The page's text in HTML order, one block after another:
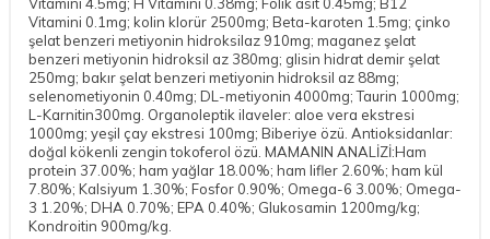
Vitamini 0.1mg; kolin klorür 2500mg; Beta-karoten 1.5mg; çinko
şelat benzeri metiyonin hidroksilaz 910mg; maganez şelat
benzeri metiyonin hidroksil az 380mg; glisin hidrat demir şelat
250mg; bakır şelat benzeri metiyonin hidroksil az 88mg;
selenometiyonin 0.40mg; DL-metiyonin 4000mg; Taurin 1000mg;
L-Karnitin300mg. Organoleptik ilaveler: aloe vera ekstresi
1000mg; yeşil çay ekstresi 100mg; Biberiye özü. Antioksidanlar:
doğal kökenli zengin tokoferol özü. MAMANIN ANALİZİ:Ham
protein 37.00%; ham yağlar 18.00%; ham lifler 2.60%; ham kül
7.80%; Kalsiyum 1.30%; Fosfor 0.90%; Omega-6 3.00%; Omega-
3 1.20%; DHA 0.70%; EPA 0.40%; Glukosamin 1200mg/kg;
Kondroitin 900mg/kg.